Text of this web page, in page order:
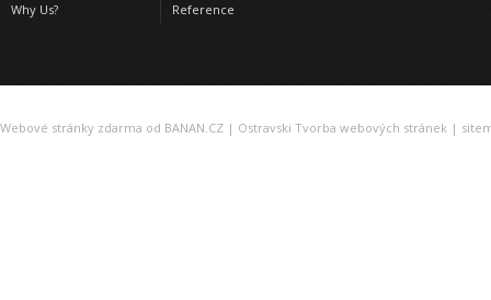
Webové stránky zdarma od BANAN.CZ | Ostravski Tvorba webových stránek |
Why Us?
Reference